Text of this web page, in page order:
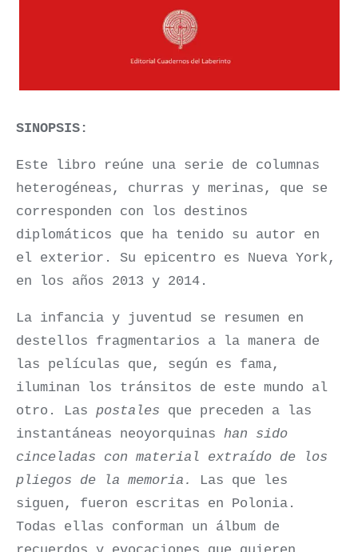
SINOPSIS:
Este libro reúne una serie de columnas
heterogéneas, churras y merinas, que se
corresponden con los destinos
diplomáticos que ha tenido su autor en
el exterior. Su epicentro es Nueva York,
en los años 2013 y 2014.
La infancia y juventud se resumen en
destellos fragmentarios a la manera de
las películas que, según es fama,
iluminan los tránsitos de este mundo al
otro. Las postales que preceden a las
instantáneas neoyorquinas han sido
cinceladas con material extraído de los
pliegos de la memoria.
Las que les
siguen, fueron escritas en Polonia.
Todas ellas conforman un álbum de